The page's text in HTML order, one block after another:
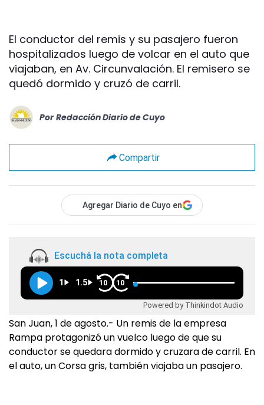
El conductor del remis y su pasajero fueron
hospitalizados luego de volcar en el auto que
viajaban, en Av. Circunvalación. El remisero se
quedó dormido y cruzó de carril.
Por Redacción Diario de Cuyo
Compartir
Agregar Diario de Cuyo en
Escuchá la nota completa
1 1.5 10 10
Powered by Thinkindot Audio
San Juan, 1 de agosto.- Un remis de la empresa
Rampa protagonizó un vuelco luego de que su
conductor se quedara dormido y cruzara de carril. En
el auto, un Corsa gris, también viajaba un pasajero.